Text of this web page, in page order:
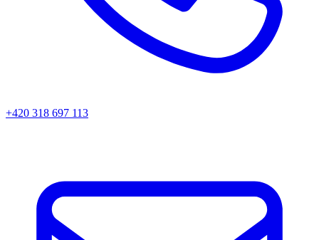
+420 318 697 113